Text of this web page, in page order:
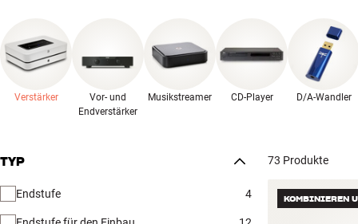
Verstärker
Vor- und
Endverstärker
Musikstreamer CD-Player D/A-Wandler
TYP
Endstufe 4
73 Produkte
KOMBINIEREN